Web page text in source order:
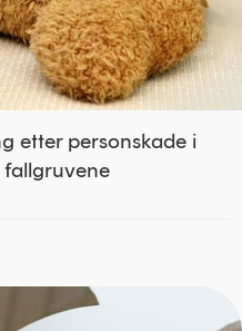
etter personskade i
fallgruvene